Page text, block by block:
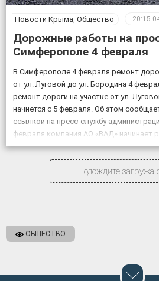
Новости Крыма Общество 20:15
Дорожные работы на
Симферополе 4 февраля
В Симферополе 4 февраля ремонт
от ул. Луговой до ул. Бородина 4
ремонт дороги на участке от ул.
начнется с 5 февраля. Об этом
ссылкой на пресс-службу
февраля компания АО «ВАД» начинает
объекта «Дублирующий […]
Подождите
ОБЩЕСТВО